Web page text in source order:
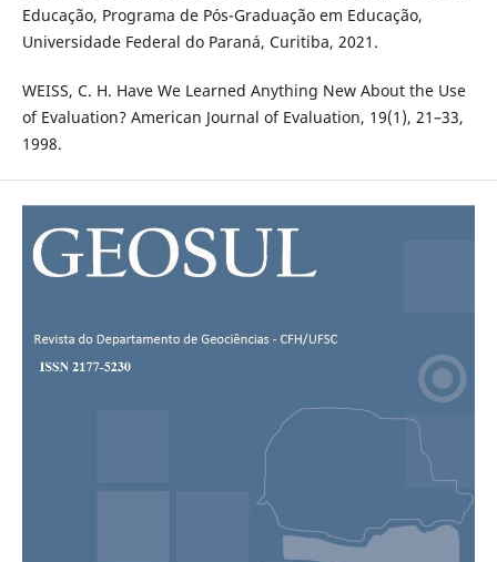
Educação, Programa de Pós-Graduação em Educação,
Universidade Federal do Paraná, Curitiba, 2021.
WEISS, C. H. Have We Learned Anything New About the Use
of Evaluation? American Journal of Evaluation, 19(1), 21–33,
1998.